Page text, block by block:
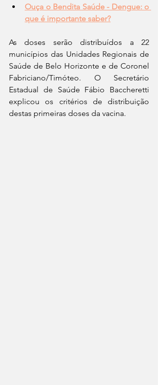
Ouça o Bendita Saúde - Dengue: o
que é importante saber?
As doses serão distribuídos a 22
municípios das Unidades Regionais de
Saúde de Belo Horizonte e de Coronel
Fabriciano/Timóteo. O Secretário
Estadual de Saúde Fábio Baccheretti
explicou os critérios de distribuição
destas primeiras doses da vacina.